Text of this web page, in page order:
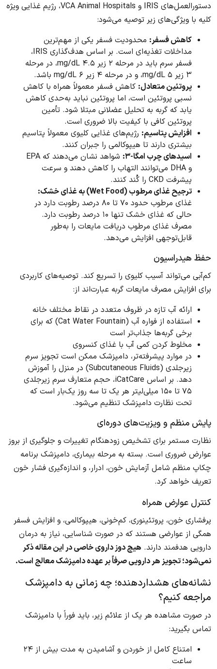
دستورالعمل‌های IRIS و VCA Animal Hospitals، رژیم غذایی ویژه
کلیه با ویژگی‌های زیر توصیه می‌شود:
کاهش فسفر: محدودیت فسفر یکی از مهم‌ترین
مداخلات تغذیه‌ای است. بر اساس هدف‌گذاری IRIS،
فسفر سرم باید در مرحله ۲ زیر ۴.۵ mg/dL، در مرحله
۳ زیر ۵ mg/dL، و در مرحله ۴ زیر ۶ mg/dL باشد.
پروتئین متعادل: کاهش فسفر معمولاً همراه با کاهش
نسبی پروتئین است، اما پروتئین نباید به‌حدی کاهش
یابد که گربه به تحلیل عضلانی مبتلا شود. تأمین
پروتئین کافی با کیفیت بالا ضروری است.
افزایش پتاسیم: رژیم‌های غذایی کلیوی معمولاً پتاسیم
بیشتری دارند تا هیپوکالمی را جبران کنند.
اسیدهای چرب امگا-۳:
شواهد نشان می‌دهند که EPA
و DHA می‌توانند التهاب را کاهش دهند و سرعت
پیشرفت CKD را کُند کنند.
ترجیح غذای مرطوب (Wet Food) به غذای خشک:
غذای مرطوب حدود ۷۰ تا ۸۰ درصد رطوبت دارد در
حالی که غذای خشک تنها ۱۰ درصد رطوبت دارد.
مصرف غذای مرطوب دریافت مایعات را به‌طور
قابل‌توجهی افزایش می‌دهد.
حفظ هیدراسیون
کم‌آبی می‌تواند آسیب کلیوی را تسریع کند. توصیه‌های کاربردی
برای افزایش مصرف مایعات گربه عبارت‌اند از:
ارائه آب تازه در ظروف متعدد در نقاط مختلف خانه
استفاده از فواره آب (Cat Water Fountain) که برای
برخی گربه‌ها جذاب‌تر است
مخلوط کردن کمی آب با غذای کنسروی
در موارد پیشرفته‌تر، دامپزشک ممکن است تجویز سرم
زیرجلدی (Subcutaneous Fluids) در منزل را آموزش
دهد. بر اساس iCatCare، حجم متعارف سرم زیرجلدی
۷۵ تا ۱۵۰ میلی‌لیتر هر یک تا سه روز یک‌بار است که
تحت نظارت دامپزشک تنظیم می‌شود.
پایش منظم و ویزیت‌های دوره‌ای
نظارت مستمر برای تشخیص زودهنگام تغییرات و جلوگیری از بروز
عوارض ضروری است. بسته به مرحله بیماری، دامپزشک برنامه
چکاپ منظم شامل آزمایش خون، ادرار، و اندازه‌گیری فشار خون
تعریف خواهد کرد.
کنترل عوارض همراه
پرفشاری خون، پروتئینوری، کم‌خونی، هیپوکالمی، و افزایش فسفر
همگی از عوارضی هستند که در صورت شناسایی، نیاز به درمان
دارویی هدفمند دارند. هیچ دوز داروی خاصی در این مقاله ذکر
نمی‌شود؛ تجویز هر دارویی صرفاً بر عهده دامپزشک معالج است.
نشانه‌های هشداردهنده؛ چه زمانی به دامپزشک
مراجعه کنیم؟
در صورت مشاهده هر یک از علائم زیر، باید فوراً با دامپزشک
تماس بگیرید:
امتناع کامل از خوردن و آشامیدن به مدت بیش از ۲۴
ساعت